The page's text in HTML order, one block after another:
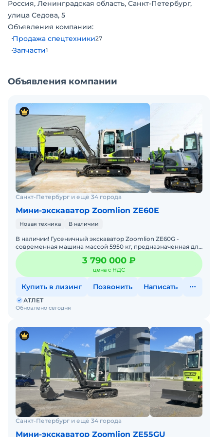
Объем гидробака 140 л
Объем топливного бака 145 л
Россия, Ленинградская область, Санкт-Петербург,
улица Седова, 5
Объявления компании:
Продажа спецтехники27
Запчасти1
Объявления компании
Санкт-Петербург и ещё 34 города
Мини-экскаватор Zoomlion ZE60E
Новая техника В наличии
В наличии! Гусеничный экскаватор Zoomlion ZE60G -
современная машина массой 5950 кг, предназначенная для
выполнения строительных, дорожных, коммунальных и
земля
3 790 000 ₽
цена с НДС
Купить в лизинг Позвонить Написать
Обновлено сегодня
АТЛЕТ
Санкт-Петербург и ещё 34 города
Мини-экскаватор Zoomlion ZE55GU